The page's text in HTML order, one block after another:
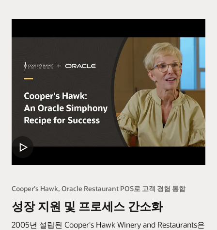
Cooper's Hawk, Oracle Restaurant POS로 고객 경험 통합
성장 지원 및 프로세스 간소화
2005년 설립된 Cooper's Hawk Winery and Restaurants은